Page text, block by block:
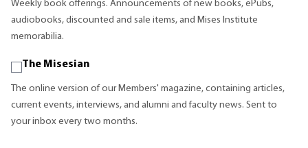
Weekly book offerings. Announcements of new books, ePubs,
audiobooks, discounted and sale items, and Mises Institute
memorabilia.
The Misesian
The online version of our Members' magazine, containing articles,
current events, interviews, and alumni and faculty news. Sent to
your inbox every two months.